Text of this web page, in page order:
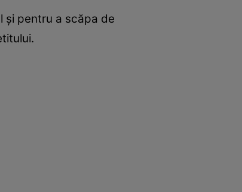
şi pentru a scăpa de